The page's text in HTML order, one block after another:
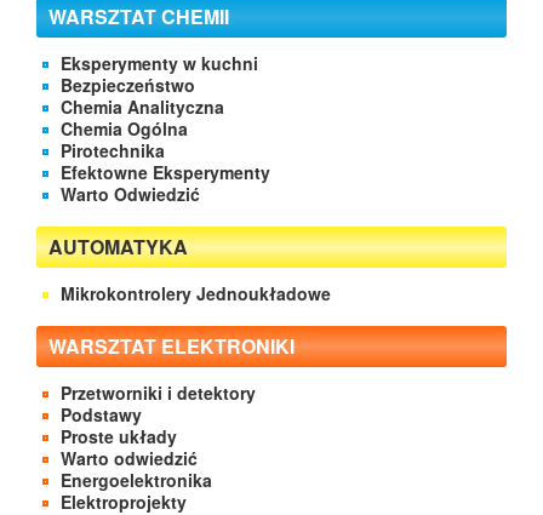
WARSZTAT CHEMII
Eksperymenty w kuchni
Bezpieczeństwo
Chemia Analityczna
Chemia Ogólna
Pirotechnika
Efektowne Eksperymenty
Warto Odwiedzić
AUTOMATYKA
Mikrokontrolery Jednoukładowe
WARSZTAT ELEKTRONIKI
Przetworniki i detektory
Podstawy
Proste układy
Warto odwiedzić
Energoelektronika
Elektroprojekty